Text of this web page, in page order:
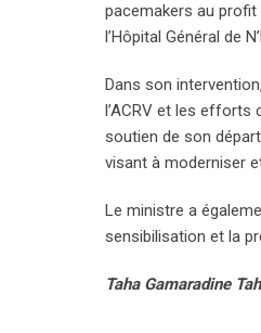
pacemakers au profit
l’Hôpital Général de
Dans son
l’ACRV et les efforts
soutien de son
visant à moderniser
Le ministre a
sensibilisation et la
Taha Gamaradine